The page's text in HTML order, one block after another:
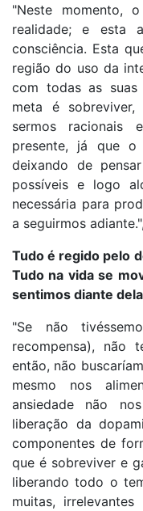
"Neste momento,
realidade; e esta
consciência. Esta
região do uso da
com todas as suas
meta é
sermos racionais
presente, já que o
deixando de
possíveis e logo
necessária para
a seguirmos
Tudo é regido pelo
Tudo na vida se
sentimos diante
"Se não
recompensa), não
então, não
mesmo nos
ansiedade não
liberação da
componentes de
que é sobreviver e
liberando todo o
muitas,